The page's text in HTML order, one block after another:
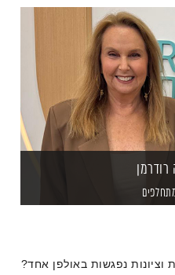
נפגשות באולפן אחד?